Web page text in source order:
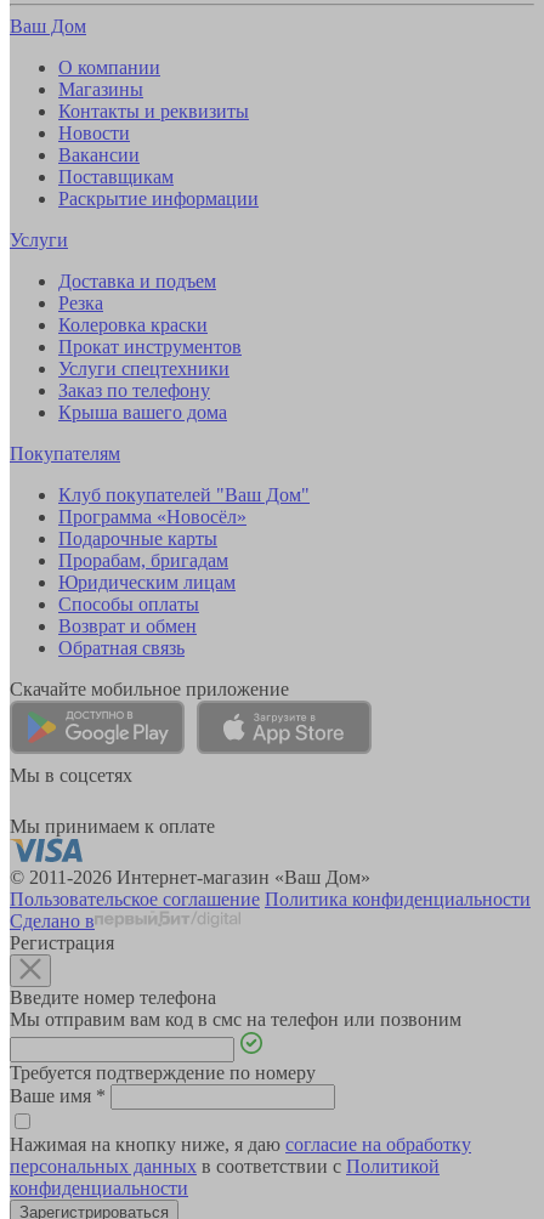
Ваш Дом
О компании
Магазины
Контакты и реквизиты
Новости
Вакансии
Поставщикам
Раскрытие информации
Услуги
Доставка и подъем
Резка
Колеровка краски
Прокат инструментов
Услуги спецтехники
Заказ по телефону
Крыша вашего дома
Покупателям
Клуб покупателей "Ваш Дом"
Программа «Новосёл»
Подарочные карты
Прорабам, бригадам
Юридическим лицам
Способы оплаты
Возврат и обмен
Обратная связь
Скачайте мобильное приложение
Мы в соцсетях
Мы принимаем к оплате
© 2011-2026 Интернет-магазин «Ваш Дом»
Пользовательское соглашение Политика конфиденциальности
Сделано в
Регистрация
Введите номер телефона
Мы отправим вам код в смс на телефон или позвоним
Требуется подтверждение по номеру
Ваше имя *
Нажимая на кнопку ниже, я даю согласие на обработку
персональных данных в соответствии с Политикой
конфиденциальности
Зарегистрироваться